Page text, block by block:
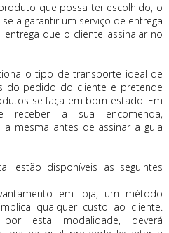
que possa ter escolhido, o
a garantir um serviço de entrega
que o cliente assinalar no
o tipo de transporte ideal de
do pedido do cliente e pretende
se faça em bom estado. Em
a sua encomenda,
a mesma antes de assinar a guia
estão disponíveis as seguintes
em loja, um método
qualquer custo ao cliente.
por esta modalidade, deverá